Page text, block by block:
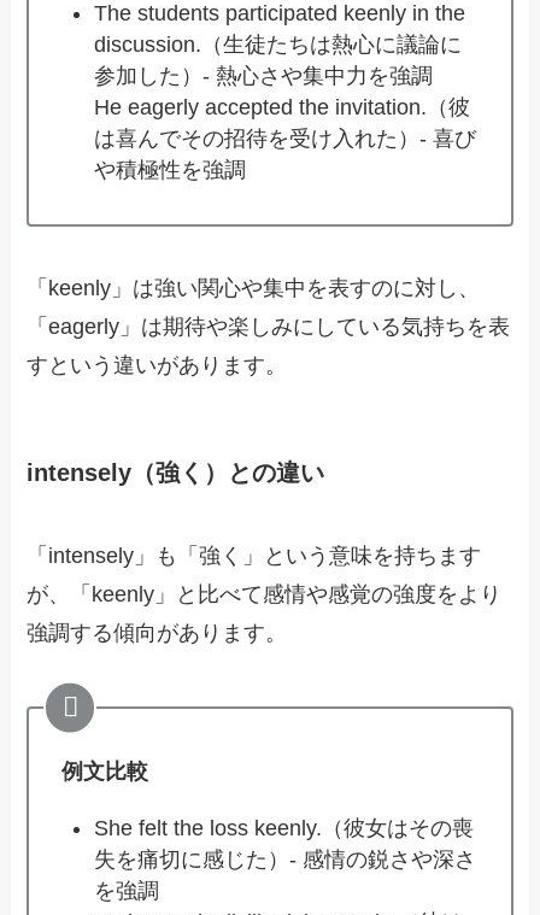
The students participated keenly in the
discussion.（生徒たちは熱心に議論に
参加した）- 熱心さや集中力を強調
He eagerly accepted the invitation.（彼
は喜んでその招待を受け入れた）- 喜び
や積極性を強調
「keenly」は強い関心や集中を表すのに対し、
「eagerly」は期待や楽しみにしている気持ちを表
すという違いがあります。
intensely（強く）との違い
「intensely」も「強く」という意味を持ちます
が、「keenly」と比べて感情や感覚の強度をより
強調する傾向があります。
例文比較
She felt the loss keenly.（彼女はその喪
失を痛切に感じた）- 感情の鋭さや深さ
を強調